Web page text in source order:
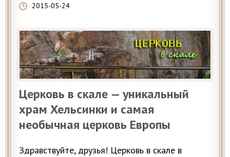
2015-05-24
Церковь в скале — уникальный
храм Хельсинки и самая
необычная церковь Европы
Здравствуйте, друзья! Церковь в скале в